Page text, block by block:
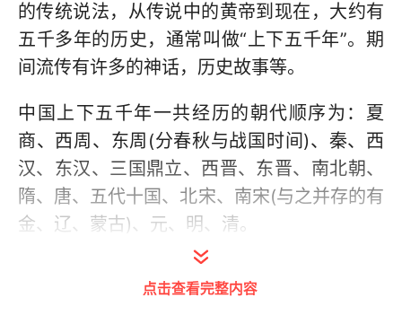
的传统说法，从传说中的黄帝到现在，大约有
五千多年的历史，通常叫做“上下五千年”。期
间流传有许多的神话，历史故事等。
中国上下五千年一共经历的朝代顺序为：夏
商、西周、东周(分春秋与战国时间)、秦、西
汉、东汉、三国鼎立、西晋、东晋、南北朝、
隋、唐、五代十国、北宋、南宋(与之并存的有
金、辽、蒙古)、元、明、清。
点击查看完整内容